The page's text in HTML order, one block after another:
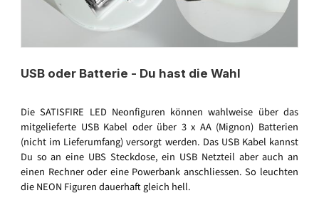
USB oder Batterie - Du hast die Wahl
Die SATISFIRE LED Neonfiguren können wahlweise über das
mitgelieferte USB Kabel oder über 3 x AA (Mignon) Batterien
(nicht im Lieferumfang) versorgt werden. Das USB Kabel kannst
Du so an eine UBS Steckdose, ein USB Netzteil aber auch an
einen Rechner oder eine Powerbank anschliessen. So leuchten
die NEON Figuren dauerhaft gleich hell.